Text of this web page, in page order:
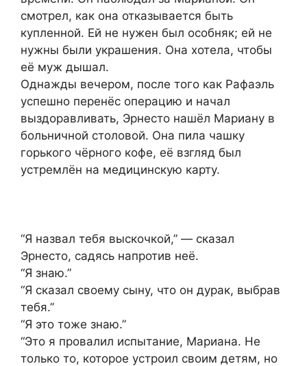
смотрел, как она отказывается быть
купленной. Ей не нужен был особняк; ей не
нужны были украшения. Она хотела, чтобы
её муж дышал.
Однажды вечером, после того как Рафаэль
успешно перенёс операцию и начал
выздоравливать, Эрнесто нашёл Мариану в
больничной столовой. Она пила чашку
горького чёрного кофе, её взгляд был
устремлён на медицинскую карту.
“Я назвал тебя выскочкой,” — сказал
Эрнесто, садясь напротив неё.
“Я знаю.”
“Я сказал своему сыну, что он дурак, выбрав
тебя.”
“Я это тоже знаю.”
“Это я провалил испытание, Мариана. Не
только то, которое устроил своим детям, но